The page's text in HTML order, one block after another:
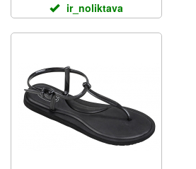
ir_noliktava